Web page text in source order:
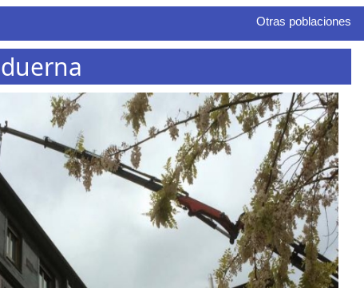
Otras poblaciones